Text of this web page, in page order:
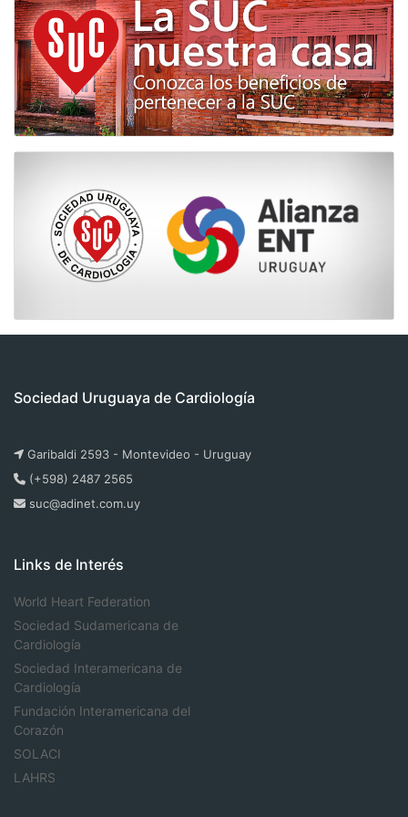
Sociedad Uruguaya de Cardiología
Garibaldi 2593 - Montevideo - Uruguay
(+598) 2487 2565
suc@adinet.com.uy
Links de Interés
World Heart Federation
Sociedad Sudamericana de
Cardiología
Sociedad Interamericana de
Cardiología
Fundación Interamericana del
Corazón
SOLACI
LAHRS